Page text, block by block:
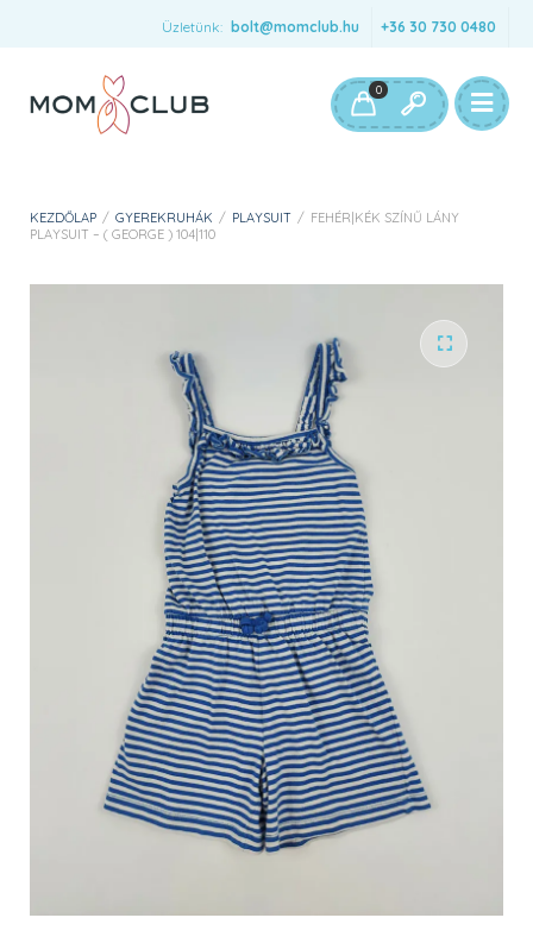
Üzletünk: bolt@momclub.hu +36 30 730 0480
0
KEZDŐLAP / GYEREKRUHÁK / PLAYSUIT / FEHÉR|KÉK SZÍNŰ LÁNY
PLAYSUIT – ( GEORGE ) 104|110